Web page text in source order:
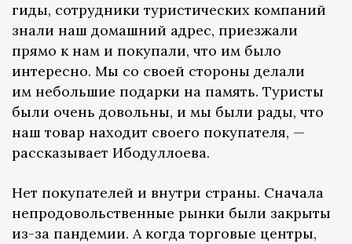
гиды, сотрудники туристических компаний
знали наш домашний адрес, приезжали
прямо к нам и покупали, что им было
интересно. Мы со своей стороны делали
им небольшие подарки на память. Туристы
были очень довольны, и мы были рады, что
наш товар находит своего покупателя, —
рассказывает Ибодуллоева.
Нет покупателей и внутри страны. Сначала
непродовольственные рынки были закрыты
из-за пандемии. А когда торговые центры,